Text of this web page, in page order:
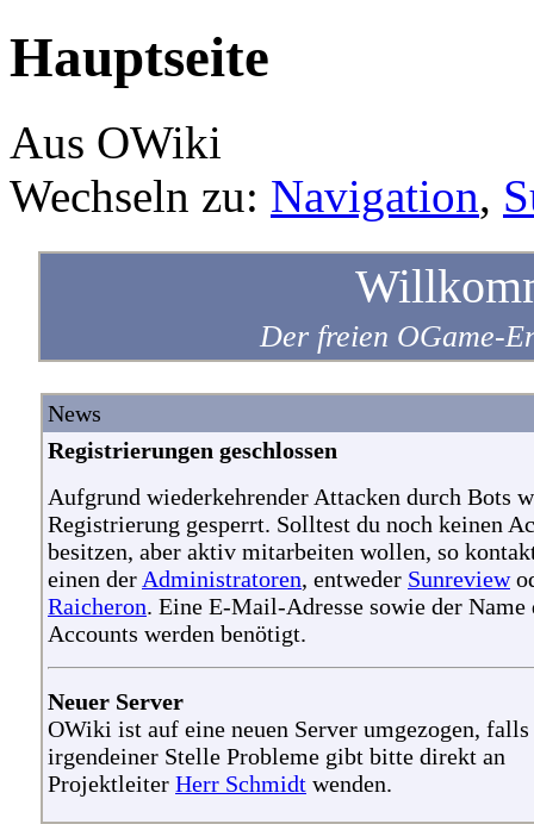
Hauptseite
Aus OWiki
Wechseln zu: Navigation,
Der freien OGame-
News
Registrierungen geschlossen
Aufgrund wiederkehrender Attacken durch Bots
Registrierung gesperrt. Solltest du noch keinen
besitzen, aber aktiv mitarbeiten wollen, so
einen der Administratoren, entweder Sunreview
Raicheron. Eine E-Mail-Adresse sowie der Name
Accounts werden benötigt.
Neuer Server
OWiki ist auf eine neuen Server umgezogen, falls
irgendeiner Stelle Probleme gibt bitte direkt an
Projektleiter Herr Schmidt wenden.